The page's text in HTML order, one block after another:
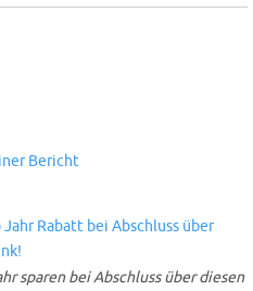
Bericht
sparen bei Abschluss über diesen